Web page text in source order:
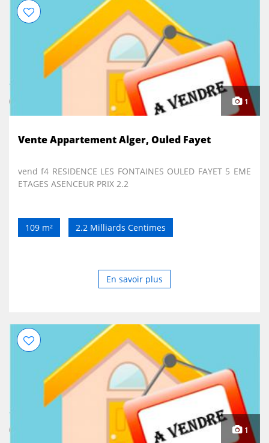
1
Vente Appartement Alger, Ouled Fayet
vend f4 RESIDENCE LES FONTAINES OULED FAYET 5 EME
ETAGES ASENCEUR PRIX 2.2
109 m² 2.2 Milliards Centimes
En savoir plus
1